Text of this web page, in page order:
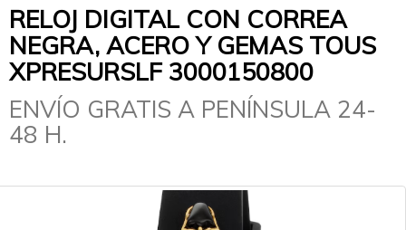
RELOJ DIGITAL CON CORREA
NEGRA, ACERO Y GEMAS TOUS
XPRESURSLF 3000150800
ENVÍO GRATIS A PENÍNSULA 24-
48 H.